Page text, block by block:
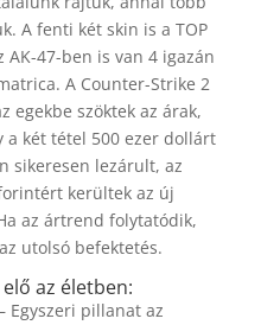
A fenti két skin is a TOP
47-ben is van 4 igazán
A Counter-Strike 2
egekbe szöktek az árak,
a két tétel 500 ezer dollárt
sikeresen lezárult, az
kerültek az új
az ártrend folytatódik,
utolsó befektetés.
az életben:
Egyszeri pillanat az